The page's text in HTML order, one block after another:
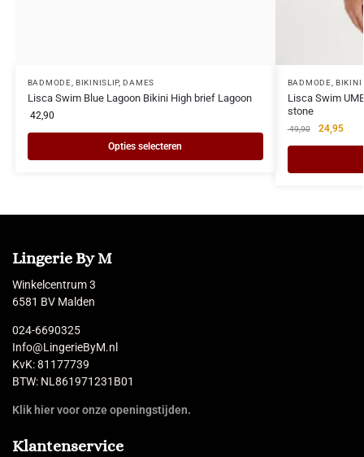
BADMODE,BIKINISLIP,DAMES
Lisca Swim Blue Lagoon Bikini High brief Lagoon
42,90
Opties selecteren
BADMODE,BIKINI
Lisca Swim
stone
49,90 24,95
Lingerie By M
Winkelcentrum 3
6581 BV Malden
024-6690325
Info@LingerieByM.nl
KvK: 81177739
BTW: NL861971231B01
Klik hier voor onze openingstijden.
Klantenservice